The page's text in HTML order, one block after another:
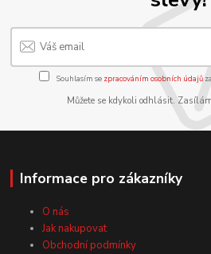
Souhlasím se zpracováním osobních údajů
Můžete se kdykoli odhlásit.
Informace pro zákazníky
O nás
Jak nakupovat
Obchodní podmínky